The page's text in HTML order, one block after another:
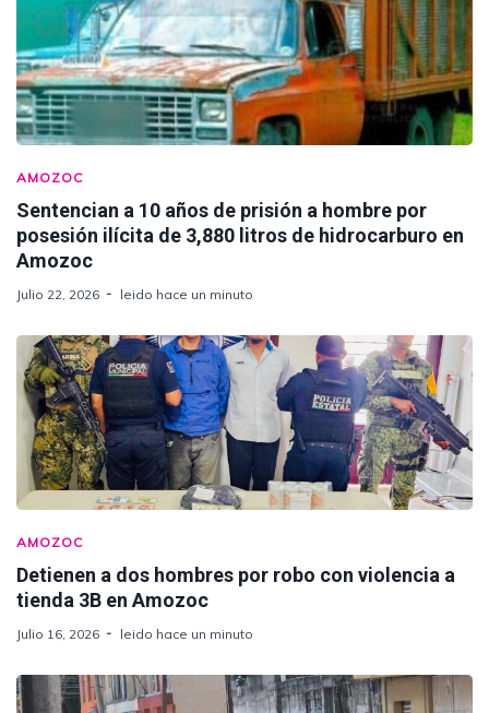
AMOZOC
Sentencian a 10 años de prisión a hombre por
posesión ilícita de 3,880 litros de hidrocarburo en
Amozoc
Julio 22, 2026 leido hace un minuto
AMOZOC
Detienen a dos hombres por robo con violencia a
tienda 3B en Amozoc
Julio 16, 2026 leido hace un minuto